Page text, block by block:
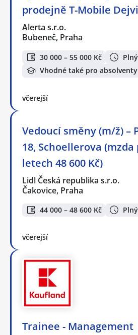
prodejně T-Mobile
Alerta s.r.o.
Bubeneč, Praha
30 000 – 55 000 Kč
Vhodné také pro absolventy
včerejší
Vedoucí směny (m/ž) –
18, Schoellerova (mzda
letech 48 600 Kč)
Lidl Česká republika s.r.o.
Čakovice, Praha
44 000 – 48 600 Kč
včerejší
Trainee - Management